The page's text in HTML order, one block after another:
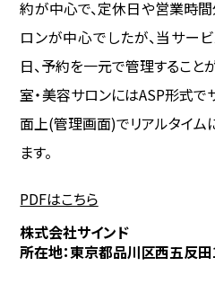
約が中心で、定休日や営業時
ロンが中心でしたが、当サー
日、予約を一元で管理すること
室・美容サロンにはASP形式で
面上(管理画面)でリアルタイム
ます。
PDFはこちら
株式会社サインド
所在地：東京都品川区西五反